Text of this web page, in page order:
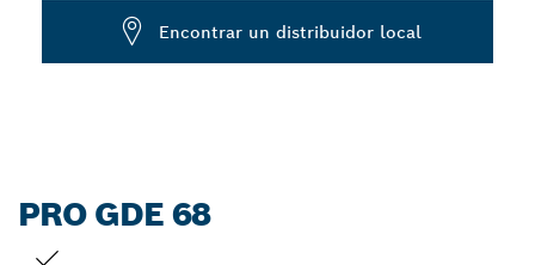
Dropdown
Encontrar un distribuidor local
PRO GDE 68